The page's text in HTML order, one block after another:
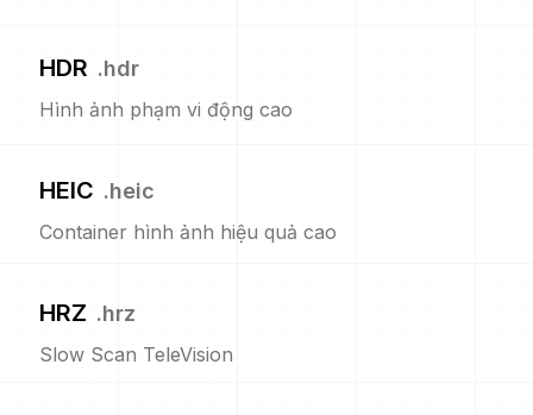
HDR .hdr
Hình ảnh phạm vi động cao
HEIC .heic
Container hình ảnh hiệu quả cao
HRZ .hrz
Slow Scan TeleVision